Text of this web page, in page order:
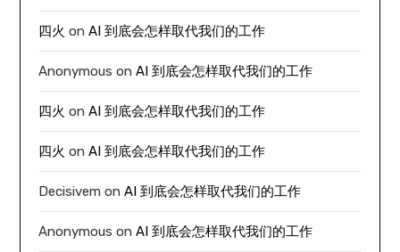
四火 onAI 到底会怎样取代我们的工作
Anonymous onAI 到底会怎样取代我们的工作
四火 onAI 到底会怎样取代我们的工作
四火 onAI 到底会怎样取代我们的工作
Decisivem onAI 到底会怎样取代我们的工作
Anonymous onAI 到底会怎样取代我们的工作